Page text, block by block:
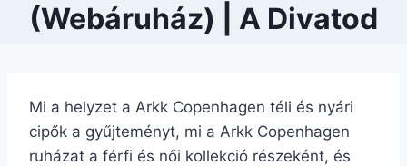
(Webáruház) | A Divatod
Mi a helyzet a Arkk Copenhagen téli és nyári
cipők a gyűjteményt, mi a Arkk Copenhagen
ruházat a férfi és női kollekció részeként, és